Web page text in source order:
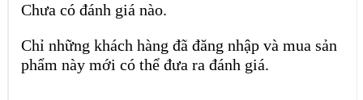
Chưa có đánh giá nào.
Chỉ những khách hàng đã đăng nhập và mua sản
phẩm này mới có thể đưa ra đánh giá.